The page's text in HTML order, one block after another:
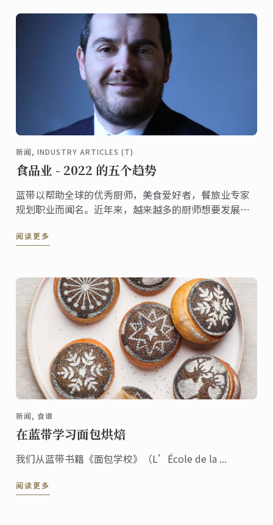
新闻, INDUSTRY ARTICLES (T)
食品业 - 2022 的五个趋势
蓝带以帮助全球的优秀厨师，美食爱好者，餐旅业专家
规划职业而闻名。近年来，越来越多的厨师想要发展自
为了学生追求餐旅业职业生涯强烈的动力。市场研究和
2022年应该牢记的趋势。
阅读更多
新闻, 食谱
在蓝带学习面包烘焙
我们从蓝带书籍《面包学校》（L’École de la ...
阅读更多